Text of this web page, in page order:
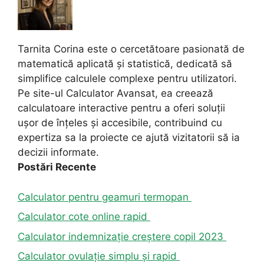
Tarnita Corina este o cercetătoare pasionată de
matematică aplicată și statistică, dedicată să
simplifice calculele complexe pentru utilizatori.
Pe site-ul Calculator Avansat, ea creează
calculatoare interactive pentru a oferi soluții
ușor de înțeles și accesibile, contribuind cu
expertiza sa la proiecte ce ajută vizitatorii să ia
decizii informate.
Postări Recente
Calculator pentru geamuri termopan
Calculator cote online rapid
Calculator indemnizație creștere copil 2023
Calculator ovulație simplu și rapid